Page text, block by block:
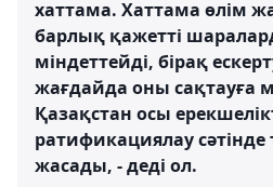
хаттама. Хаттама өлім
барлық қажетті
міндеттейді, бірақ
жағдайда оны сақтауға
Қазақстан осы
ратификациялау сәтінде
жасады, - деді ол.